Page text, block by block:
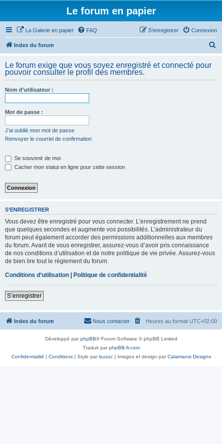
Le forum en papier
La Galerie en papier FAQ Connexion
S’enregistrer
Index du forum
h
Le forum exige que vous soyez enregistré et connecté pour
pouvoir consulter le profil des membres.
Nom d’utilisateur :
Mot de passe :
J’ai oublié mon mot de passe
Renvoyer le courriel de confirmation
Se souvenir de moi
Cacher mon statut en ligne pour cette session
S’ENREGISTRER
Vous devez être enregistré pour vous connecter. L’enregistrement ne prend
que quelques secondes et augmente vos possibilités. L’administrateur du
forum peut également accorder des permissions additionnelles aux membres
du forum. Avant de vous enregistrer, assurez-vous d’avoir pris connaissance
de nos conditions d’utilisation et de notre politique de vie privée. Assurez-vous
de bien lire tout le règlement du forum.
Conditions d’utilisation | Politique de confidentialité
S’enregistrer
Index du forum Heures au format UTC+02:00
Nous contacter
Développé parphpBB® Forum Software © phpBB Limited
Traduit parphpBB-fr.com
Confidentialité | Conditions| Style parbuzuc| Images et design parCalamansi Designs